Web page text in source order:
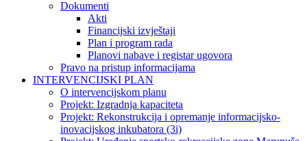
Dokumenti
Akti
Financijski izvještaji
Plan i program rada
Planovi nabave i registar ugovora
Pravo na pristup informacijama
INTERVENCIJSKI PLAN
O intervencijskom planu
Projekt: Izgradnja kapaciteta
Projekt: Rekonstrukcija i opremanje informacijsko-
inovacijskog inkubatora (3i)